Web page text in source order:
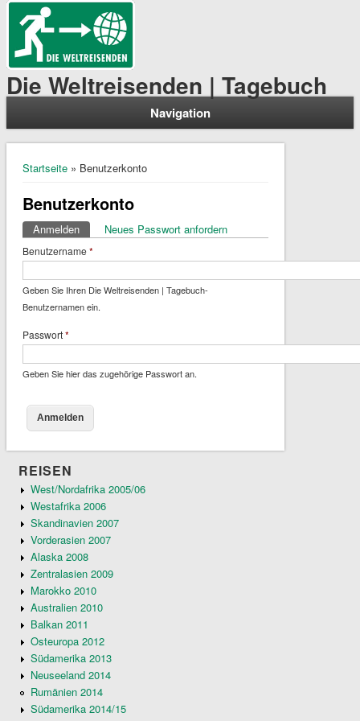
Die Weltreisenden | Tagebuch
Navigation
Sie sind hier
Startseite» Benutzerkonto
Benutzerkonto
Haupt-Reiter
Anmelden(aktiver Reiter)
Neues Passwort anfordern
Benutzername*
Geben Sie Ihren Die Weltreisenden | Tagebuch-
Benutzernamen ein.
Passwort*
Geben Sie hier das zugehörige Passwort an.
REISEN
West/Nordafrika 2005/06
Westafrika 2006
Skandinavien 2007
Vorderasien 2007
Alaska 2008
Zentralasien 2009
Marokko 2010
Australien 2010
Balkan 2011
Osteuropa 2012
Südamerika 2013
Neuseeland 2014
Rumänien 2014
Südamerika 2014/15